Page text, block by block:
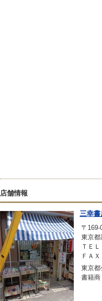
店舗情報
三幸書
〒169-
東京
ＴＥ
ＦＡ
東京
書籍